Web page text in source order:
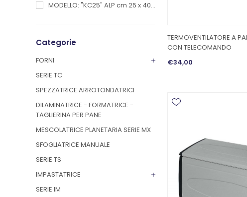
MODELLO: "KC25" ALP cm 25 x 40 x 20
Categorie
FORNI
SERIE TC
SPEZZATRICE ARROTONDATRICI
DILAMINATRICE - FORMATRICE -
TAGLIERINA PER PANE
MESCOLATRICE PLANETARIA SERIE MX
SFOGLIATRICE MANUALE
SERIE TS
IMPASTATRICE
SERIE IM
TERMOVENTILATORE A
CON TELECOMANDO
€34,00